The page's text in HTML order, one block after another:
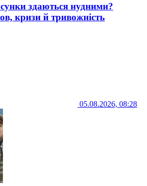
здаються нудними?
кризи й тривожність
05.08.2026, 08:28